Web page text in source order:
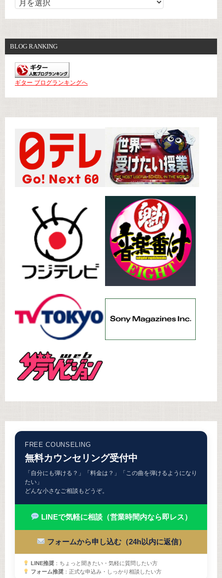
BLOG RANKING
ギター ブログランキングへ
FREE COUNSELING
無料カウンセリング受付中
「自分にも弾ける？」「料金は？」「この曲を弾けるようになり
たい」
どんな小さなご相談もどうぞ。
LINEで気軽に相談（営業時間内なら即レス）
フォームから申し込む（24h以内に返信）
LINE推奨：ちょっと聞きたい・気軽に質問したい方
フォーム推奨：正式な申込み・しっかり相談したい方